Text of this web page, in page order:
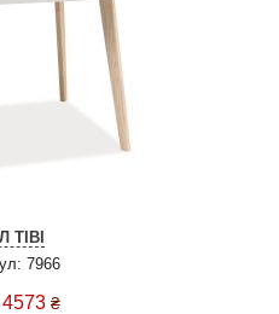
TIBI
7966
4573 ₴